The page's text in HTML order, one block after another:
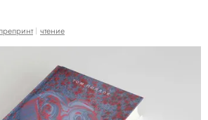
препринт чтение